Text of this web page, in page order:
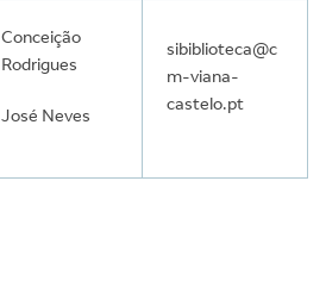
Conceição
Rodrigues
José Neves
sibiblioteca@c
m-viana-
castelo.pt